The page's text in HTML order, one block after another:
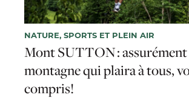
NATURE, SPORTS ET PLEIN AIR
Mont SUTTON :
montagne qui plaira à tous,
compris!